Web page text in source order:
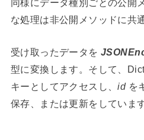
同様にデータ種別ごとの公開
な処理は非公開メソッドに共
受け取ったデータを
型に変換します。そして、
キーとしてアクセスし、idを
保存、または更新をしています